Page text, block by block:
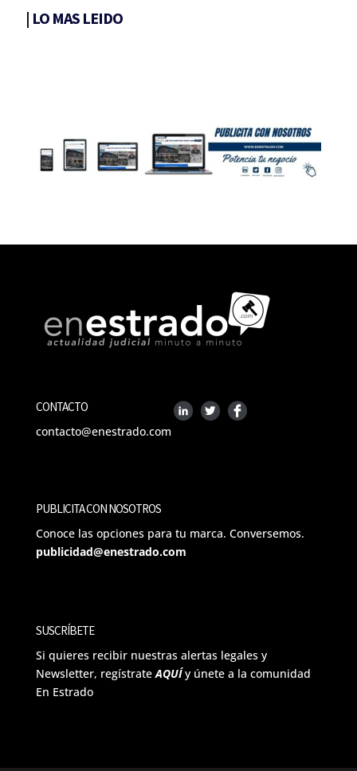
| LO MAS LEIDO
CONTACTO
contacto@enestrado.com
PUBLICITA CON NOSOTROS
Conoce las opciones para tu marca. Conversemos.
publicidad@enestrado.com
SUSCRÍBETE
Si quieres recibir nuestras alertas legales y
Newsletter, regístrateAQUÍ y únete a la comunidad
En Estrado